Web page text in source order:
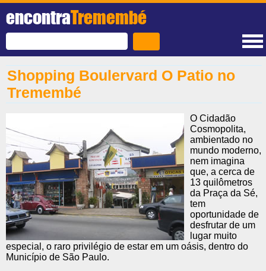
encontraTremembé
Shopping Boulervard O Patio no
Tremembé
O Cidadão
Cosmopolita,
ambientado no
mundo moderno,
nem imagina
que, a cerca de
13 quilômetros
da Praça da Sé,
tem
oportunidade de
desfrutar de um
lugar muito
especial, o raro privilégio de estar em um oásis, dentro do
Município de São Paulo.